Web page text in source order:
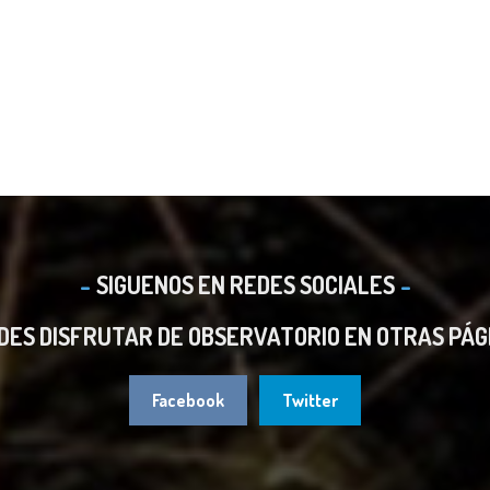
SIGUENOS EN REDES SOCIALES
DISFRUTAR DE OBSERVATORIO EN OTRAS
Facebook Twitter